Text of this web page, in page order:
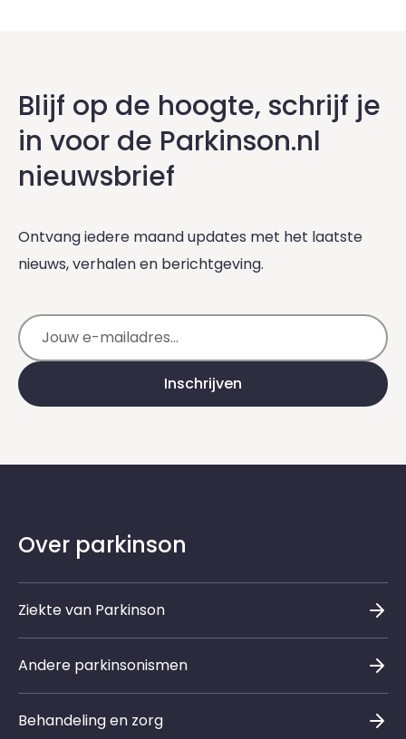
Blijf op de hoogte, schrijf je
in voor de Parkinson.nl
nieuwsbrief
Ontvang iedere maand updates met het laatste
nieuws, verhalen en berichtgeving.
E-mailadres
Inschrijven
Over parkinson
Ziekte van Parkinson
Andere parkinsonismen
Behandeling en zorg